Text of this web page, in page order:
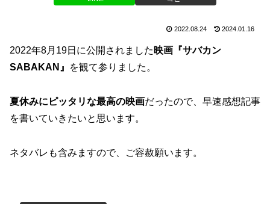
2022.08.24 2024.01.16
2022年8月19日に公開されました 映画『サバカン
SABAKAN』
を観て参りました。
夏休みにピッタリな最高の映画だったので、早速感想記事
を書いていきたいと思います。
ネタバレも含みますので、ご容赦願います。